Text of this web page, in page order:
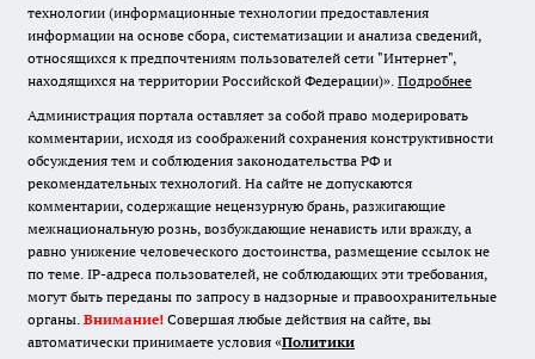
технологии (информационные технологии предоставления
информации на основе сбора, систематизации и анализа сведений,
относящихся к предпочтениям пользователей сети "Интернет",
находящихся на территории Российской Федерации)». Подробнее
Администрация портала оставляет за собой право модерировать
комментарии, исходя из соображений сохранения конструктивности
обсуждения тем и соблюдения законодательства РФ и
рекомендательных технологий. На сайте не допускаются
комментарии, содержащие нецензурную брань, разжигающие
межнациональную рознь, возбуждающие ненависть или вражду, а
равно унижение человеческого достоинства, размещение ссылок не
по теме. IP-адреса пользователей, не соблюдающих эти требования,
могут быть переданы по запросу в надзорные и правоохранительные
органы. Внимание! Совершая любые действия на сайте, вы
автоматически принимаете условия «Политики